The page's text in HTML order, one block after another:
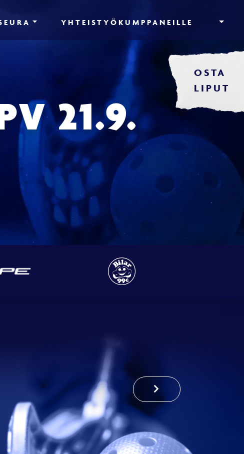
YHTEISTYÖKUMPPANEILLE
OSTA
LIPUT
21.9.